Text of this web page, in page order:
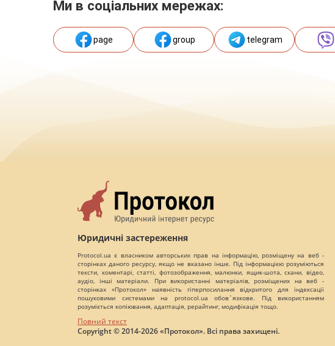
Ми в соціальних мережах:
page group telegram
Юридичні застереження
Protocol.ua є власником авторських прав на інформацію, розміщену на веб -
сторінках даного ресурсу, якщо не вказано інше. Під інформацією розуміються
тексти, коментарі, статті, фотозображення, малюнки, ящик-шота, скани, відео,
аудіо, інші матеріали. При використанні матеріалів, розміщених на веб -
сторінках «Протокол» наявність гіперпосилання відкритого для індексації
пошуковими системами на protocol.ua обов`язкове. Під використанням
розуміється копіювання, адаптація, рерайтинг, модифікація тощо.
Повний текст
Copyright © 2014-2026 «Протокол». Всі права захищені.